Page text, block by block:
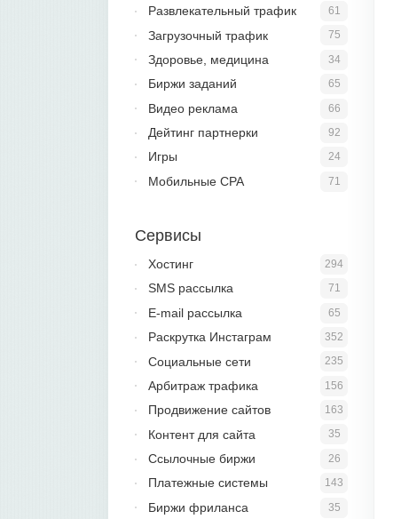
61
Развлекательный трафик
75
Загрузочный трафик
34
Здоровье, медицина
65
Биржи заданий
66
Видео реклама
92
Дейтинг партнерки
24
Игры
71
Мобильные CPA
Сервисы
294
Хостинг
71
SMS рассылка
65
E-mail рассылка
352
Раскрутка Инстаграм
235
Социальные сети
156
Арбитраж трафика
163
Продвижение сайтов
35
Контент для сайта
26
Ссылочные биржи
143
Платежные системы
35
Биржи фриланса